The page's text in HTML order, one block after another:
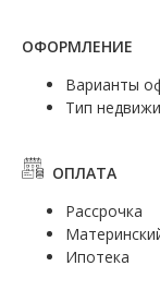
ОФОРМЛЕНИЕ
Варианты
Тип
ОПЛАТА
Рассрочка
Ипотека